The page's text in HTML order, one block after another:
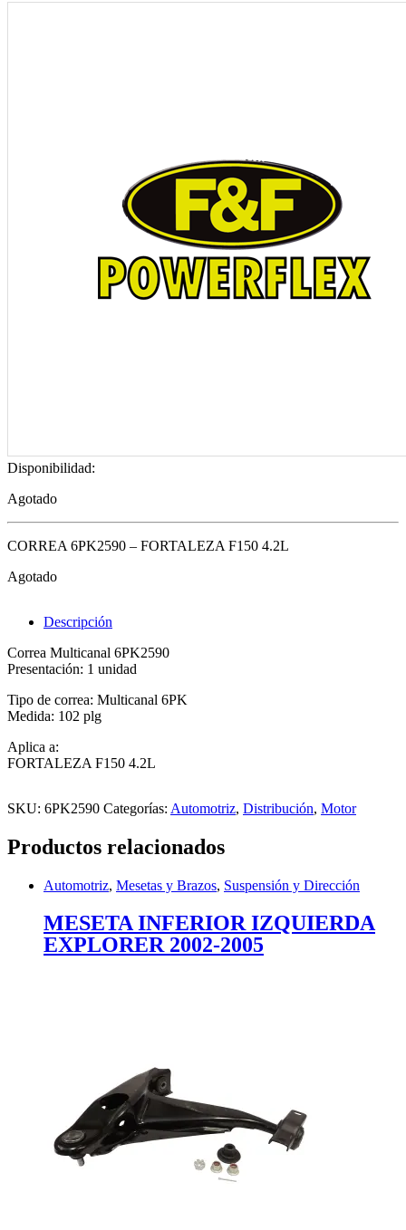
Disponibilidad:
Agotado
CORREA 6PK2590 – FORTALEZA F150 4.2L
Agotado
Descripción
Correa Multicanal 6PK2590
Presentación: 1 unidad
Tipo de correa: Multicanal 6PK
Medida: 102 plg
Aplica a:
FORTALEZA F150 4.2L
SKU: 6PK2590 Categorías: Automotriz, Distribución, Motor
Productos relacionados
Automotriz, Mesetas y Brazos, Suspensión y Dirección
MESETA INFERIOR IZQUIERDA
EXPLORER 2002-2005